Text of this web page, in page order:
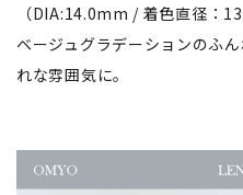
（DIA:14.0mm / 着色直径：
ベージュグラデーションのふ
れな雰囲気に。